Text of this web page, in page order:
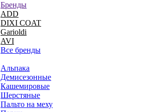
Бренды
ADD
DIXI COAT
Garioldi
AVI
Все бренды
Альпака
Демисезонные
Кашемировые
Шерстяные
Пальто на меху